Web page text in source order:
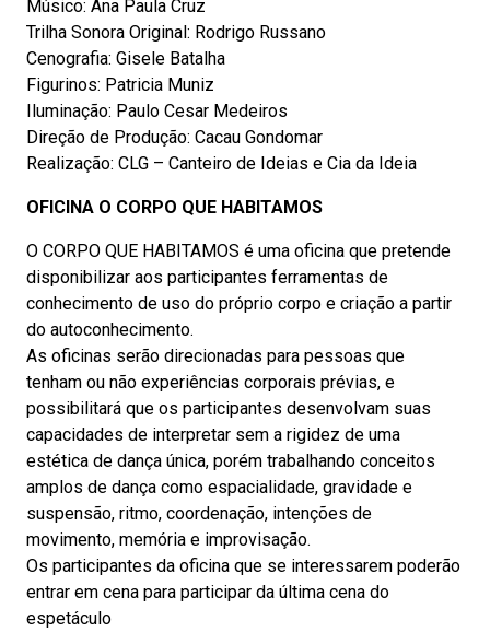
Músico: Ana Paula Cruz
Trilha Sonora Original: Rodrigo Russano
Cenografia: Gisele Batalha
Figurinos: Patricia Muniz
Iluminação: Paulo Cesar Medeiros
Direção de Produção: Cacau Gondomar
Realização: CLG – Canteiro de Ideias e Cia da Ideia
OFICINA O CORPO QUE HABITAMOS
O CORPO QUE HABITAMOS é uma oficina que pretende
disponibilizar aos participantes ferramentas de
conhecimento de uso do próprio corpo e criação a partir
do autoconhecimento.
As oficinas serão direcionadas para pessoas que
tenham ou não experiências corporais prévias, e
possibilitará que os participantes desenvolvam suas
capacidades de interpretar sem a rigidez de uma
estética de dança única, porém trabalhando conceitos
amplos de dança como espacialidade, gravidade e
suspensão, ritmo, coordenação, intenções de
movimento, memória e improvisação.
Os participantes da oficina que se interessarem poderão
entrar em cena para participar da última cena do
espetáculo